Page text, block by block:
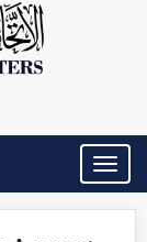
Toggle
navigation